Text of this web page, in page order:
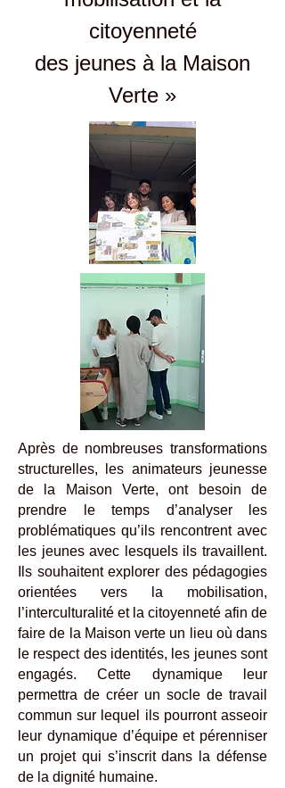
citoyenneté
des jeunes à la Maison
Verte »
Après de nombreuses transformations
structurelles, les animateurs jeunesse
de la Maison Verte, ont besoin de
prendre le temps d’analyser les
problématiques qu’ils rencontrent avec
les jeunes avec lesquels ils travaillent.
Ils souhaitent explorer des pédagogies
orientées vers la mobilisation,
l’interculturalité et la citoyenneté afin de
faire de la Maison verte un lieu où dans
le respect des identités, les jeunes sont
engagés. Cette dynamique leur
permettra de créer un socle de travail
commun sur lequel ils pourront asseoir
leur dynamique d’équipe et pérenniser
un projet qui s’inscrit dans la défense
de la dignité humaine.